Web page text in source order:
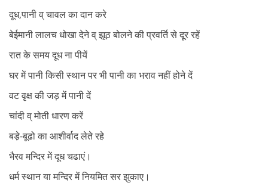
दूध,पानी व् चावल का दान करे
बेईमानी लालच धोखा देने व् झूठ बोलने की प्रवर्ति से दूर रहें
रात के समय दूध ना पीयें
घर में पानी किसी स्थान पर भी पानी का भराव नहीं होने दें
वट वृक्ष की जड़ में पानी दें
चांदी व् मोती धारण करें
बडे़-बूढो का आशीर्वाद लेते रहे
भैरव मन्दिर में दूध चढाएं।
धर्म स्थान या मन्दिर में नियमित सर झुकाए।